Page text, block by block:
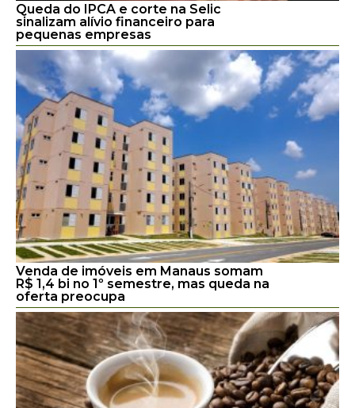
Queda do IPCA e corte na Selic
sinalizam alívio financeiro para
pequenas empresas
Venda de imóveis em Manaus somam
R$ 1,4 bi no 1º semestre, mas queda na
oferta preocupa